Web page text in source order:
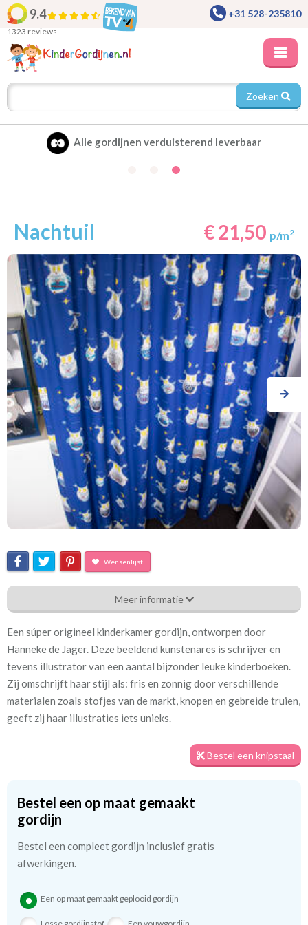
9.4
1323 reviews
+31 528-235810
Zoeken
Alle gordijnen verduisterend leverbaar
Nachtuil € 21,50 p/m2
Wensenlijst
Hdj_[F-12] Nachtuil
Eigenschappen gordijnstof
Hdj_[F-12] Nachtuil
Patroon: 64 cm
Stofbreedte: 280 cm
tijdens bestelproces)
rekening met
Meer informatie
Een súper origineel kinderkamer gordijn, ontworpen door
Hanneke de Jager. Deze beeldend kunstenares is schrijver en
tevens illustrator van een aantal bijzonder leuke kinderboeken.
Zij omschrijft haar stijl als: fris en zonnig door verschillende
materialen zoals stofjes van de markt, knopen en gebreide truien,
geeft zij haar illustraties iets unieks.
Bestel een knipstaal
Bestel een op maat gemaakt
gordijn
Bestel een compleet gordijn inclusief gratis
afwerkingen.
Een op maat gemaakt geplooid gordijn